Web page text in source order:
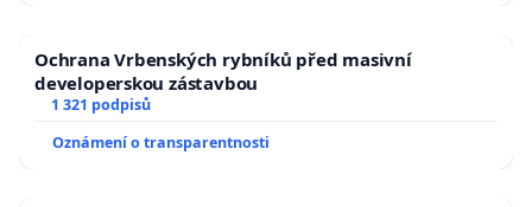
Ochrana Vrbenských rybníků před masivní
developerskou zástavbou
1 321 podpisů
Oznámení o transparentnosti